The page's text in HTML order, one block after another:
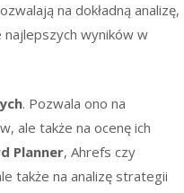
na dokładną analizę,
najlepszych wyników w
. Pozwala ono na
ale także na ocenę ich
Planner, Ahrefs czy
także na analizę strategii